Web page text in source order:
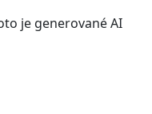
je generované AI